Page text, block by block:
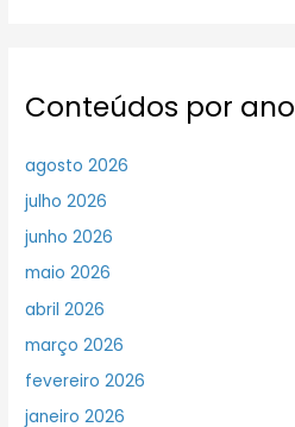
Conteúdos por ano
agosto 2026
julho 2026
junho 2026
maio 2026
abril 2026
março 2026
fevereiro 2026
janeiro 2026